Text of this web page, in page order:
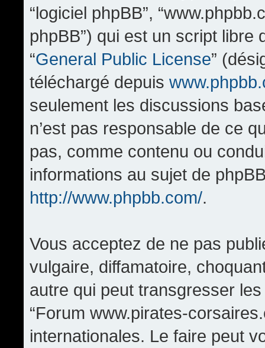
“logiciel phpBB”,
phpBB”) qui est un script
“General Public License”
téléchargé depuis
seulement les discussions
n’est pas responsable de ce
pas, comme contenu ou
informations au sujet de
http://www.phpbb.com/.
Vous acceptez de ne pas
vulgaire, diffamatoire,
autre qui peut transgresser
“Forum www.pirates-
internationales. Le faire peut